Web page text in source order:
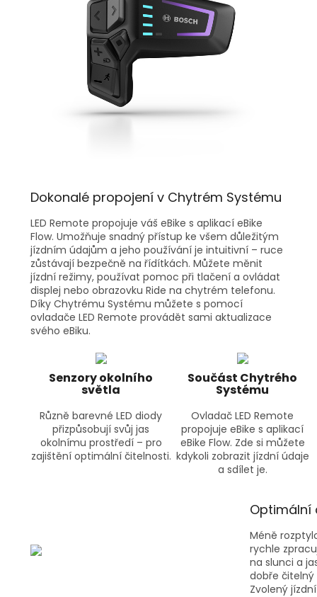
Dokonalé propojení v Chytrém Systému
LED Remote propojuje váš eBike s aplikací eBike
Flow. Umožňuje snadný přístup ke všem důležitým
jízdním údajům a jeho používání je intuitivní – ruce
zůstávají bezpečně na řídítkách. Můžete měnit
jízdní režimy, používat pomoc při tlačení a ovládat
displej nebo obrazovku Ride na chytrém telefonu.
Díky Chytrému Systému můžete s pomocí
ovladače LED Remote provádět sami aktualizace
svého eBiku.
Senzory okolního
světla
Různě barevné LED diody
přizpůsobují svůj jas
okolnímu prostředí – pro
zajištění optimální čitelnosti.
Součást Chytrého
Systému
Ovladač LED Remote
propojuje eBike s aplikací
eBike Flow. Zde si můžete
kdykoli zobrazit jízdní údaje
a sdílet je.
Optimální
Méně
rychle
na slunci a
dobře
Zvolený